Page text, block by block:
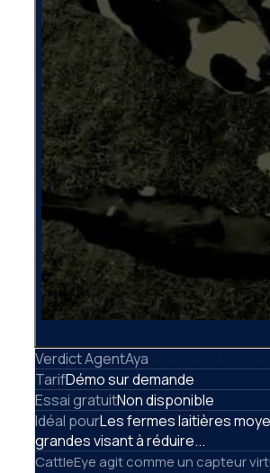
Verdict AgentAya
TarifDémo sur demande
Essai gratuitNon disponible
Idéal pourLes fermes laitières
grandes visant à réduire...
CattleEye agit comme un capteur